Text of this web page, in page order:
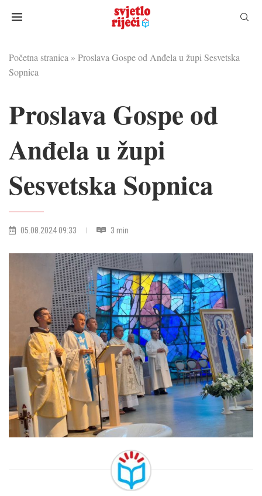
Početna stranica » Proslava Gospe od Anđela u župi Sesvetska
Sopnica
Proslava Gospe od
Anđela u župi
Sesvetska Sopnica
05.08.2024 09:33 3 min